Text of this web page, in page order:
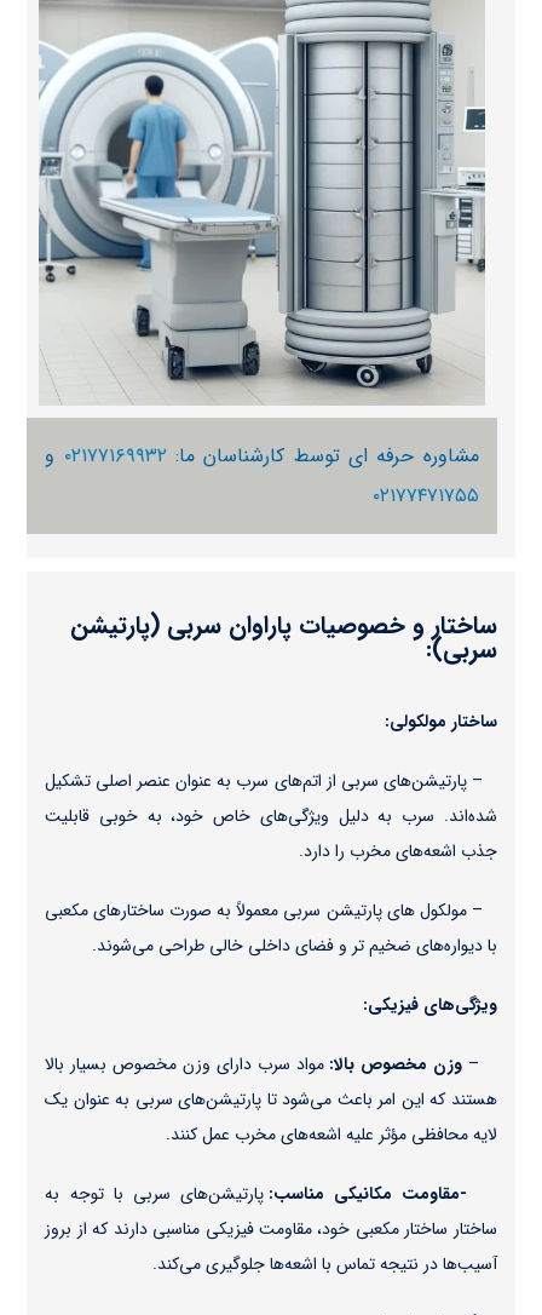
مشاوره حرفه ای توسط کارشناسان ما: ۰۲۱۷۷۱۶۹۹۳۲ و
۰۲۱۷۷۴۷۱۷۵۵
ساختار و خصوصیات پاراوان سربی (پارتیشن
سربی):
ساختار مولکولی:
– پارتیشن‌های سربی از اتم‌های سرب به عنوان عنصر اصلی تشکیل
شده‌اند. سرب به دلیل ویژگی‌های خاص خود، به خوبی قابلیت
جذب اشعه‌های مخرب را دارد.
– مولکول های پارتیشن‌ سربی معمولاً به صورت ساختارهای مکعبی
با دیواره‌های ضخیم تر و فضای داخلی خالی طراحی می‌شوند.
ویژگی‌های فیزیکی:
–وزن مخصوص بالا: مواد سرب دارای وزن مخصوص بسیار بالا
هستند که این امر باعث می‌شود تا پارتیشن‌های سربی به عنوان یک
لایه محافظی مؤثر علیه اشعه‌های مخرب عمل کنند.
-مقاومت مکانیکی مناسب: پارتیشن‌های سربی با توجه به
ساختار ساختار مکعبی خود، مقاومت فیزیکی مناسبی دارند که از بروز
آسیب‌ها در نتیجه تماس با اشعه‌ها جلوگیری می‌کند.